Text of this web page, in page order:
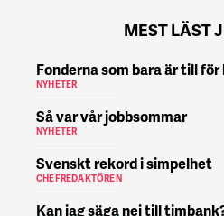
MEST LÄST
Fonderna som bara är till
NYHETER
Så var vår jobbsommar
NYHETER
Svenskt rekord i simpelhet
CHEFREDAKTÖREN
Kan jag säga nej till